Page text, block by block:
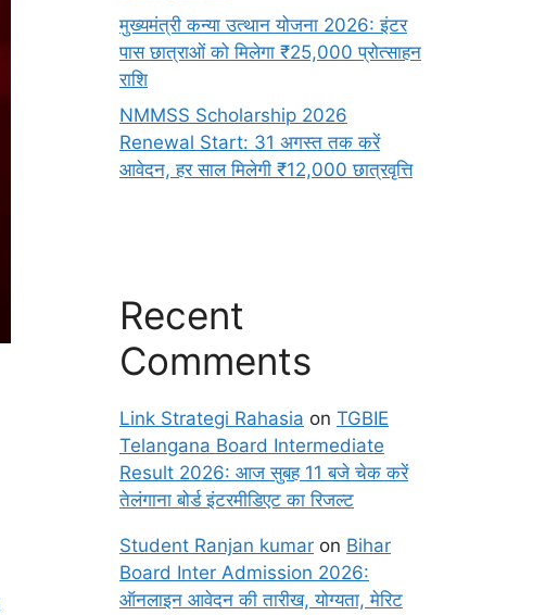
मुख्यमंत्री कन्या उत्थान योजना 2026: इंटर
पास छात्राओं को मिलेगा ₹25,000 प्रोत्साहन
राशि
NMMSS Scholarship 2026
Renewal Start: 31 अगस्त तक करें
आवेदन, हर साल मिलेगी ₹12,000 छात्रवृत्ति
Recent
Comments
Link Strategi Rahasia on TGBIE
Telangana Board Intermediate
Result 2026: आज सुबह 11 बजे चेक करें
तेलंगाना बोर्ड इंटरमीडिएट का रिजल्ट
Student Ranjan kumar on Bihar
Board Inter Admission 2026:
ऑनलाइन आवेदन की तारीख, योग्यता, मेरिट